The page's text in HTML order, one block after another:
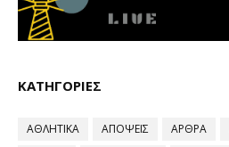
ΚΑΤΗΓΟΡΙΕΣ
ΑΘΛΗΤΙΚΑ ΑΠΟΨΕΙΣ ΑΡΘΡΑ